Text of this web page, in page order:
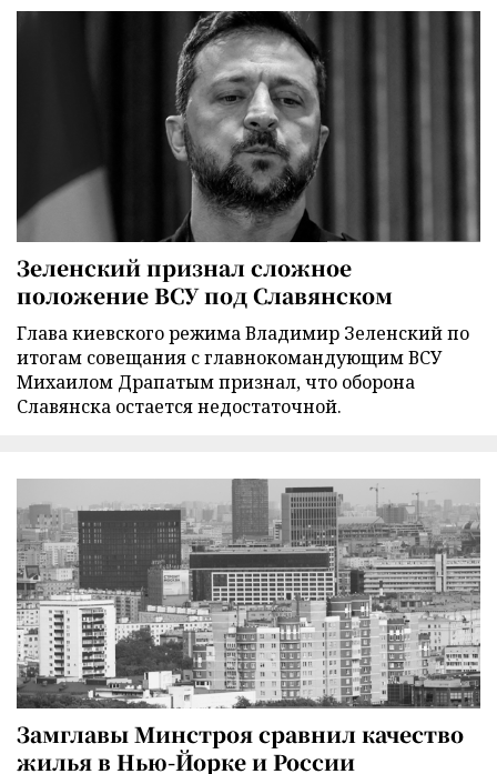
Зеленский признал сложное
положение ВСУ под Славянском
Глава киевского режима Владимир Зеленский по
итогам совещания с главнокомандующим ВСУ
Михаилом Драпатым признал, что оборона
Славянска остается недостаточной.
Замглавы Минстроя сравнил качество
жилья в Нью-Йорке и России